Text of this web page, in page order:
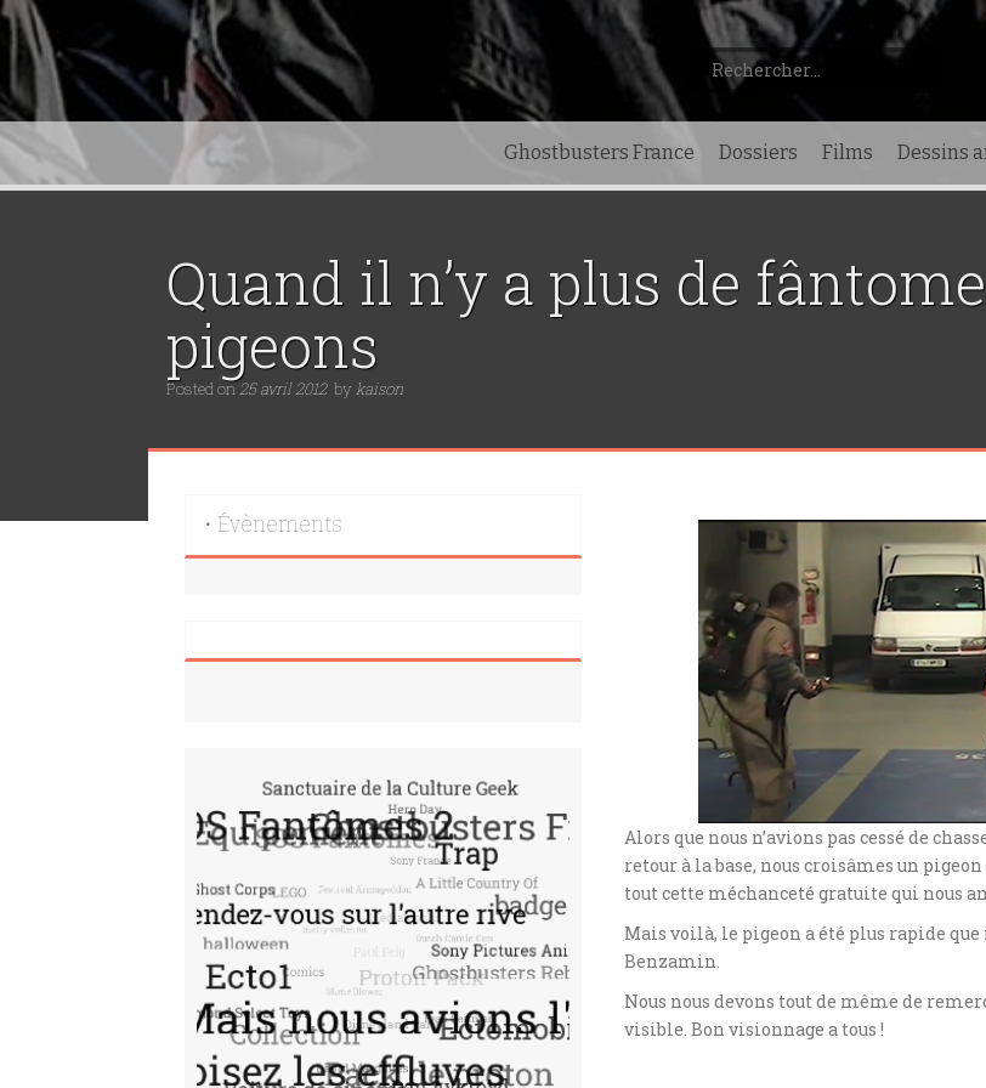
Rechercher :
Ghostbusters France Dossiers Films Dessins
Quand il n’y a plus de
pigeons
Posted on25 avril 2012 by kaison
Alors que nous n’avions pas cessé de
retour à la base, nous croisâmes un
tout cette méchanceté gratuite qui nous
Mais voilà, le pigeon a été plus rapide
Benzamin.
Nous nous devons tout de même de
visible. Bon visionnage a tous !
• Évènements